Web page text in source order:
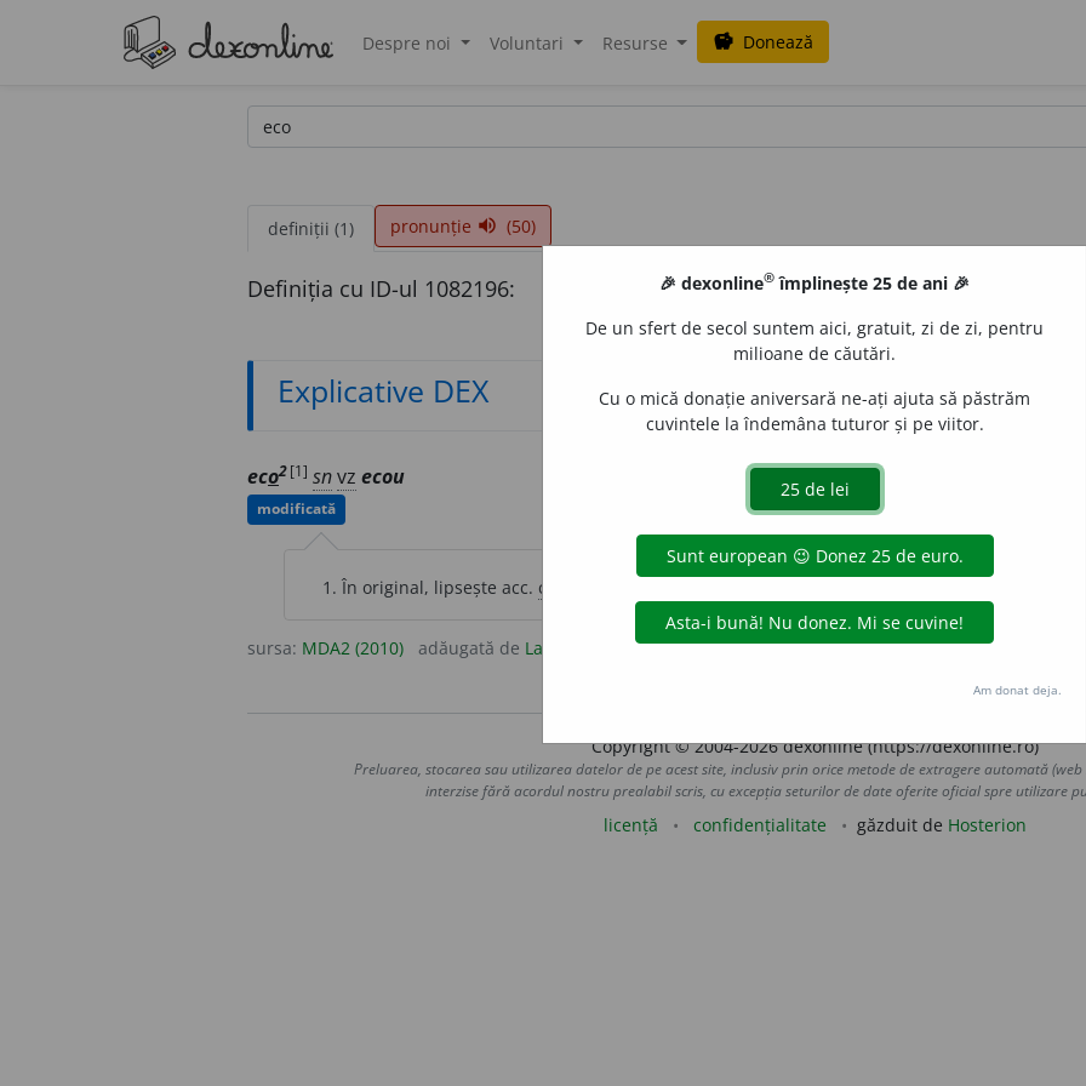
Despre noi Voluntari Resurse savings Donează
definiții (1) pronunție volume_up (50)
Definiția cu ID-ul 1082196:
Explicative DEX
eco2[1] snvz ecou
modificată
În original, lipsește acc. cuv.
sursa: MDA2 (2010) adăugată de LauraGellner acțiuni
Copyright © 2004-2026 dexonline (https://dexonline.ro)
Preluarea, stocarea sau utilizarea datelor de pe acest site, inclusiv prin orice metode de extragere automată
interzise fără acordul nostru prealabil scris, cu excepția seturilor de date oferite oficial spre utilizare
licență confidențialitate găzduit de Hosterion
🎉 dexonline® împlinește 25 de ani 🎉
De un sfert de secol suntem aici, gratuit, zi de zi, pentru
milioane de căutări.
Cu o mică donație aniversară ne-ați ajuta să păstrăm
cuvintele la îndemâna tuturor și pe viitor.
Am donat deja.